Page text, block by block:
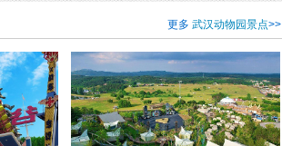
更多 武汉动物园景点>>